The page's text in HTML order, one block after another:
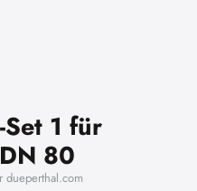
1 für
80
dueperthal.com